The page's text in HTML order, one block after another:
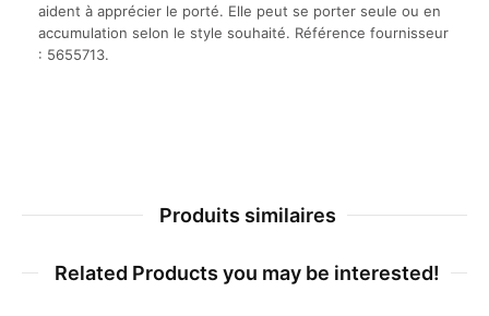
aident à apprécier le porté. Elle peut se porter seule ou en
accumulation selon le style souhaité. Référence fournisseur
: 5655713.
Produits similaires
Related Products you may be interested!